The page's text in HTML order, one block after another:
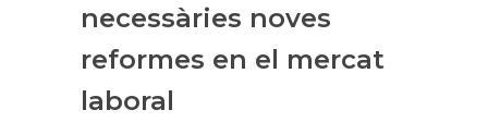
necessàries noves
reformes en el mercat
laboral